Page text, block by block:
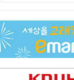
국민 51.9% "李 대통령 재
경북 영천시, 9월부터 11월까
아쉬운 태클